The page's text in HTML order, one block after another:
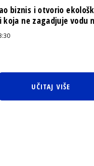
biznis i otvorio
koja ne zagadjuje vodu
UČITAJ VIŠE